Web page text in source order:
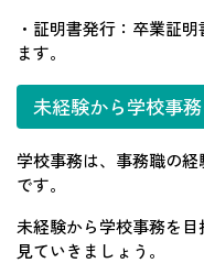
・証明書発行：卒業証
ます。
未経験から学校事
学校事務は、事務職の
です。
未経験から学校事務を
見ていきましょう。